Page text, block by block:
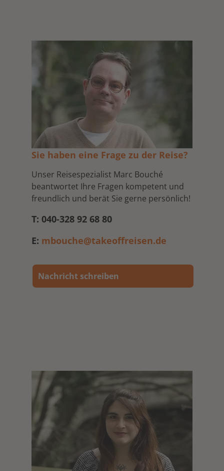
Sie haben eine Frage zu der Reise?
Unser Reisespezialist Marc Bouché
beantwortet Ihre Fragen kompetent und
freundlich und berät Sie gerne persönlich!
T: 040-328 92 68 80
E: mbouche@takeoffreisen.de
Nachricht schreiben